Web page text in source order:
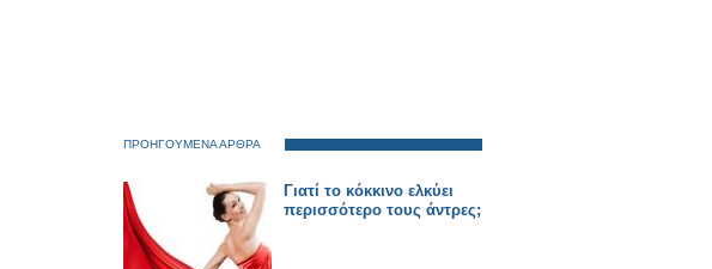
ΠΡΟΗΓΟΥΜΕΝΑ ΑΡΘΡΑ
Γιατί το κόκκινο ελκύει
περισσότερο τους άντρες;